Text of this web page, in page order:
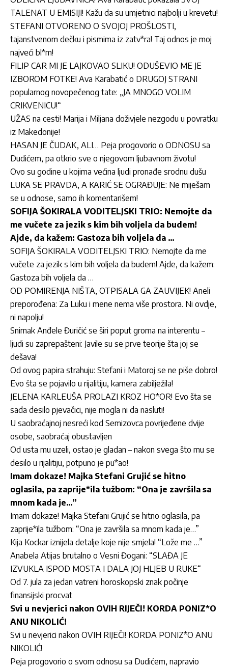
TALENAT U EMISIJI! Kažu da su umjetnici najbolji u krevetu!
STEFANI OTVORENO O SVOJOJ PROŠLOSTI,
tajanstvenom dečku i pismima iz zatv*ra! Taj odnos je moj
najveći bl*m!
FILIP CAR MI JE LAJKOVAO SLIKU! ODUŠEVIO ME JE
IZBOROM FOTKE! Ava Karabatić o DRUGOJ STRANI
popularnog novopečenog tate: „JA MNOGO VOLIM
CRIKVENICU!“
UŽAS na cesti! Marija i Miljana doživjele nezgodu u povratku
iz Makedonije!
HASAN JE ČUDAK, ALI… Peja progovorio o ODNOSU sa
Dudićem, pa otkrio sve o njegovom ljubavnom životu!
Ovo su godine u kojima većina ljudi pronađe srodnu dušu
LUKA SE PRAVDA, A KARIĆ SE OGRAĐUJE: Ne miješam
se u odnose, samo ih komentarišem!
SOFIJA ŠOKIRALA VODITELJSKI TRIO: Nemojte da
me vučete za jezik s kim bih voljela da budem!
Ajde, da kažem: Gastoza bih voljela da …
SOFIJA ŠOKIRALA VODITELJSKI TRIO: Nemojte da me
vučete za jezik s kim bih voljela da budem! Ajde, da kažem:
Gastoza bih voljela da …
OD POMIRENJA NIŠTA, OTPISALA GA ZAUVIJEK! Aneli
preporođena: Za Luku i mene nema više prostora. Ni ovdje,
ni napolju!
Snimak Anđele Đuričić se širi poput groma na interentu –
ljudi su zaprepašteni: Javile su se prve teorije šta joj se
dešava!
Od ovog papira strahuju: Stefani i Matoroj se ne piše dobro!
Evo šta se pojavilo u rijalitiju, kamera zabilježila!
JELENA KARLEUŠA PROLAZI KROZ HO*OR! Evo šta se
sada desilo pjevačici, nije mogla ni da nasluti!
U saobraćajnoj nesreći kod Semizovca povrijeđene dvije
osobe, saobraćaj obustavljen
Od usta mu uzeli, ostao je gladan – nakon svega što mu se
desilo u rijalitiju, potpuno je pu*ao!
Imam dokaze! Majka Stefani Grujić se hitno
oglasila, pa zaprije*ila tužbom: “Ona je završila sa
mnom kada je…”
Imam dokaze! Majka Stefani Grujić se hitno oglasila, pa
zaprije*ila tužbom: “Ona je završila sa mnom kada je…”
Kija Kockar iznijela detalje koje nije smjela! “Lože me …”
Anabela Atijas brutalno o Vesni Đogani: “SLAĐA JE
IZVUKLA ISPOD MOSTA I DALA JOJ HLJEB U RUKE“
Od 7. jula za jedan vatreni horoskopski znak počinje
finansijski procvat
Svi u nevjerici nakon OVIH RIJEČI! KORDA PONIZ*O
ANU NIKOLIĆ!
Svi u nevjerici nakon OVIH RIJEČI! KORDA PONIZ*O ANU
NIKOLIĆ!
Peja progovorio o svom odnosu sa Dudićem, napravio